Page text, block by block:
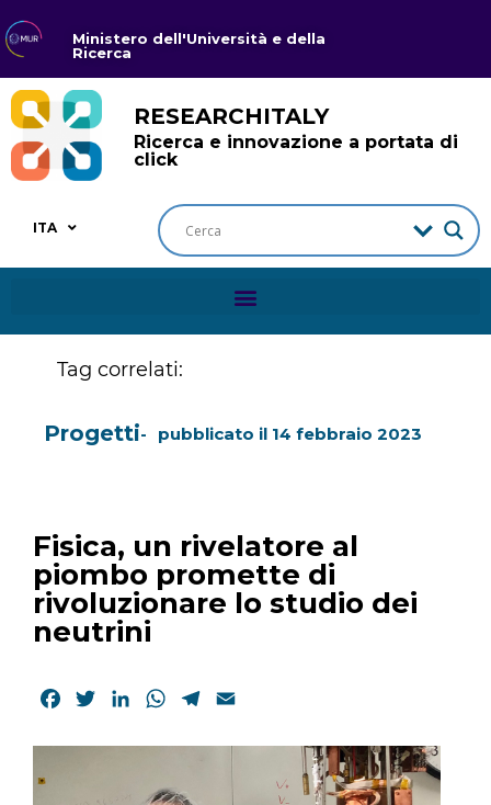
Ministero dell'Università e della
Ricerca
RESEARCHITALY
Ricerca e innovazione a portata di
click
ITA
Tag correlati:
Progetti pubblicato il 14 febbraio 2023
Fisica, un rivelatore al
piombo promette di
rivoluzionare lo studio dei
neutrini
Facebook
TwitterLinkedInWhatsApp
Telegram